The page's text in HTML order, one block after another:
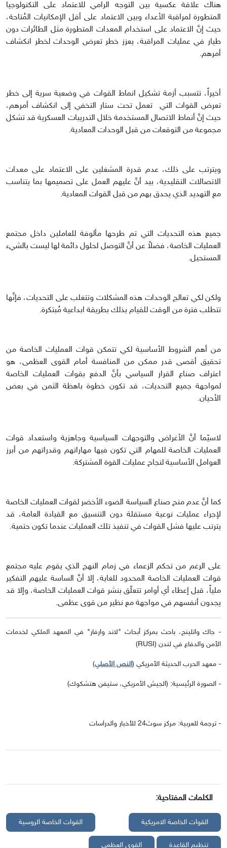
هناك علاقة عكسية بين التوجه الرامي للاعتماد على التكنولوجيا
المتطورة لمراقبة الأعداء وبين الاعتماد على أقل الإمكانيات المُتاحة،
حيث إنَّ الاعتماد على استخدام المعدات المتطورة مثل الطائرات دون
طيار في عمليات المراقبة، يعزز خطر تعرض الوحدات لخطر انكشاف
أمرهم.
أخيراً، تتسبب أزمة تشكيل انماط القوات في وضعية سرية إلى خطر
تعرض القوات التي تعمل تحت ستار التخفي إلى انكشاف أمرهم،
حيث إنَّ أنماط الاتصال المستخدمة خلال التدريبات العسكرية قد تشكل
مجموعة من التوقعات من قبل الوحدات المعادية.
ويترتب على ذلك، عدم قدرة المشغلين على الاعتماد على معدات
الاتصالات التقليدية، بيد أنَّ عليهم العمل على تصميمها بما يتناسب
مع التهديد الذي يحدق بهم من قبل القوات المعادية.
جميع هذه التحديات التي تم طرحها مألوفة للعاملين داخل مجتمع
العمليات الخاصة، فضلاً عن أنَّ التوصل لحلول دائمة لها ليست بالشيء
المستحيل.
ولكن لكي تعالج الوحدات هذه المشكلات وتتغلب على التحديات، فإنَّها
تتطلب فترة من الوقت للقيام بذلك بطريقة ابداعية مُبتكرة.
من أهم الشروط الأساسية لكي تتمكن قوات العمليات الخاصة من
تحقيق أقصى قدر ممكن من المنافسة أمام القوى العظمى، هو
اعتراف صناع القرار السياسي بأنَّ الدفع بقوات العمليات الخاصة
لمواجهة جميع التحديات، قد تكون خطوة باهظة الثمن في بعض
الأحيان.
لاسيّما أنَّ الأغراض والتوجهات السياسية وجاهزية واستعداد قوات
العمليات الخاصة للمهام التي تكون فيها مهاراتهم وقدراتهم من أبرز
العوامل الأساسية لنجاح عمليات القوة المشتركة.
كما أنَّ عدم منح صناع السياسة الضوء الأخضر لقوات العمليات الخاصة
لإجراء عمليات نوعية مستقلة دون التنسيق مع القيادة العامة، قد
يترتب عليها فشل القوات في تنفيذ تلك العمليات عندما تكون حتمية.
على الرغم من تحكم الزعماء في زمام النهج الذي يقوم عليه مجتمع
قوات العمليات الخاصة المحدود للغاية، إلا أنَّ الساسة عليهم التفكير
ملياً، قبل إعطاء أي أوامر تتعلّق بنشر قوات العمليات الخاصة، وإلا قد
يجدون أنفسهم في مواجهة مع نظير من قوى عظمى.
- جاك واتلينج، باحث بمركز أبحاث "لاند وارفار" في المعهد الملكي لخدمات
الأمن والدفاع في لندن (RUSI)
- معهد الحرب الحديثة الأمريكي (النص الأصلي)
- الصورة الرئيسية: (الجيش الأمريكي، ستيفن هتشكوك)
- ترجمة للعربية: مركز سوث24 للأخبار والدراسات
الكلمات المفتاحية:
القوات الخاصة الامريكية القوات الخاصة الروسية
تنظيم القاعدة القوى العظمى